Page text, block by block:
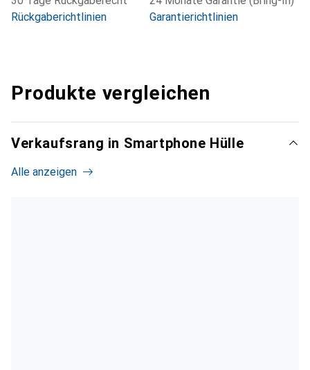
Rückgaberichtlinien
Garantierichtlinien
Produkte vergleichen
Verkaufsrang in Smartphone Hülle
Alle anzeigen